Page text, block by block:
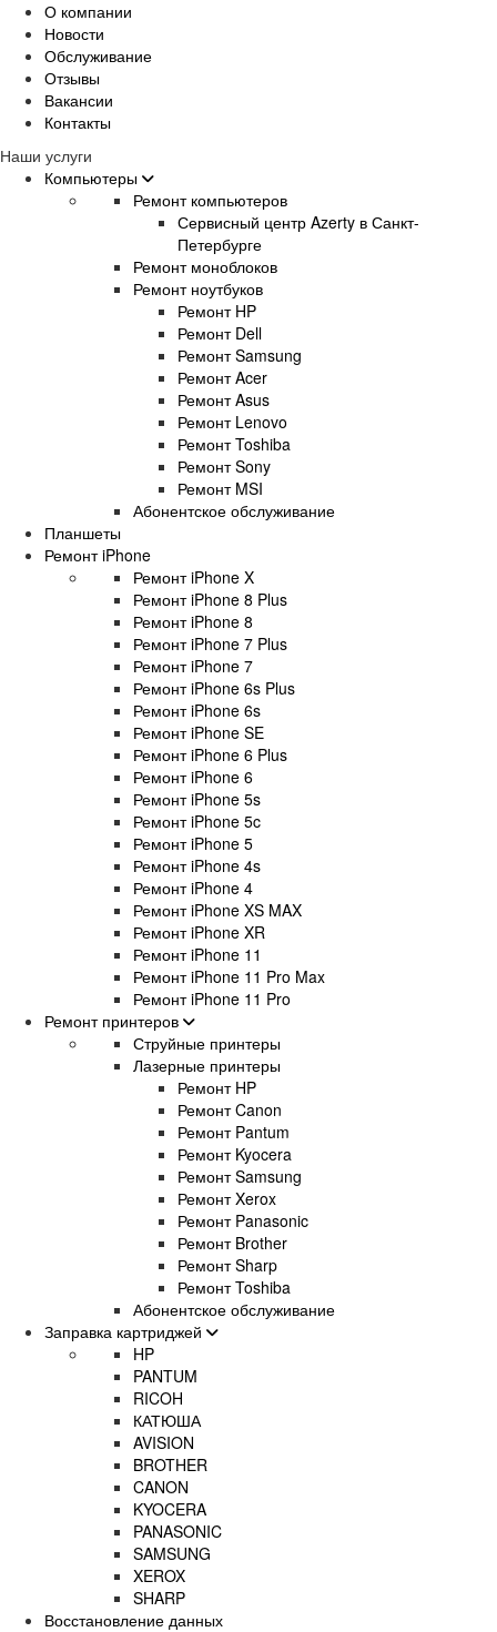
О компании
Новости
Обслуживание
Отзывы
Вакансии
Контакты
Наши услуги
Компьютеры
Ремонт компьютеров
Сервисный центр Azerty в Санкт-
Петербурге
Ремонт моноблоков
Ремонт ноутбуков
Ремонт HP
Ремонт Dell
Ремонт Samsung
Ремонт Acer
Ремонт Asus
Ремонт Lenovo
Ремонт Toshiba
Ремонт Sony
Ремонт MSI
Абонентское обслуживание
Планшеты
Ремонт iPhone
Ремонт iPhone X
Ремонт iPhone 8 Plus
Ремонт iPhone 8
Ремонт iPhone 7 Plus
Ремонт iPhone 7
Ремонт iPhone 6s Plus
Ремонт iPhone 6s
Ремонт iPhone SE
Ремонт iPhone 6 Plus
Ремонт iPhone 6
Ремонт iPhone 5s
Ремонт iPhone 5c
Ремонт iPhone 5
Ремонт iPhone 4s
Ремонт iPhone 4
Ремонт iPhone XS MAX
Ремонт iPhone XR
Ремонт iPhone 11
Ремонт iPhone 11 Pro Max
Ремонт iPhone 11 Pro
Ремонт принтеров
Струйные принтеры
Лазерные принтеры
Ремонт HP
Ремонт Canon
Ремонт Pantum
Ремонт Kyocera
Ремонт Samsung
Ремонт Xerox
Ремонт Panasonic
Ремонт Brother
Ремонт Sharp
Ремонт Toshiba
Абонентское обслуживание
Заправка картриджей
HP
PANTUM
RICOH
КАТЮША
AVISION
BROTHER
CANON
KYOCERA
PANASONIC
SAMSUNG
XEROX
SHARP
Восстановление данных